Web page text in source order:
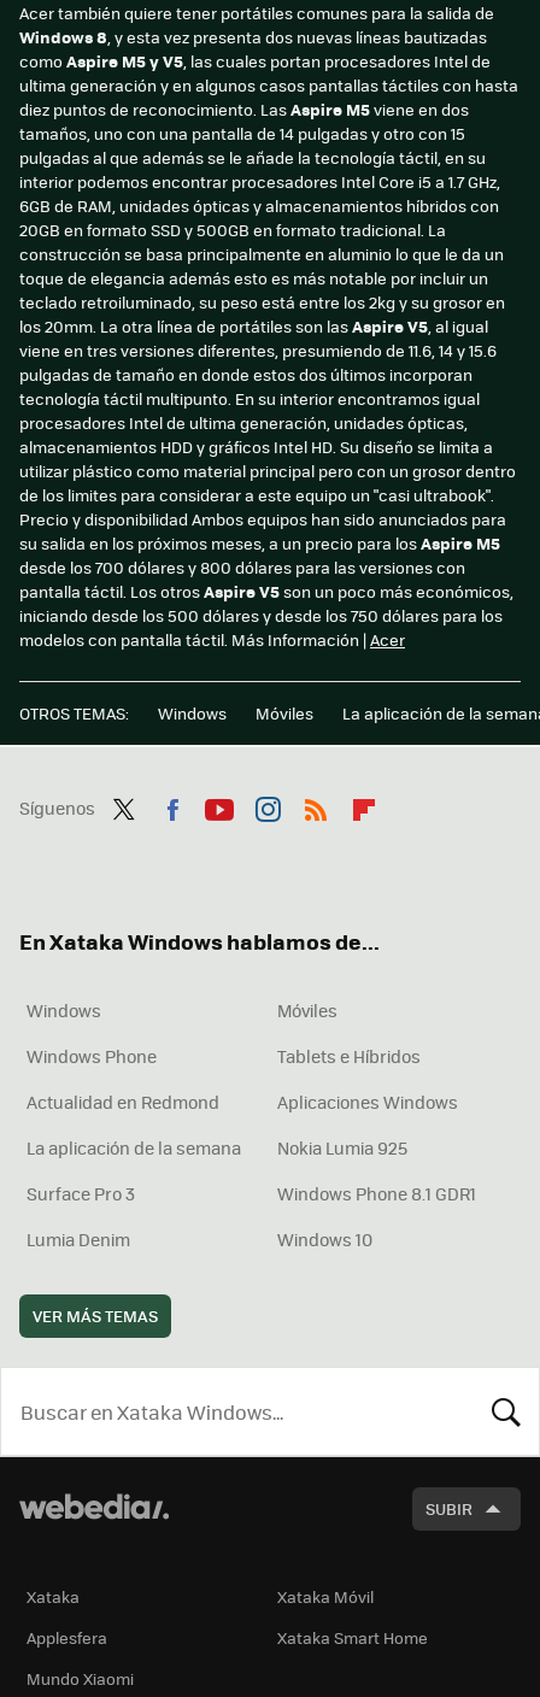
Acer también quiere tener portátiles comunes para la salida de
Windows 8, y esta vez presenta dos nuevas líneas bautizadas
comoAspire M5 y V5, las cuales portan procesadores Intel de
ultima generación y en algunos casos pantallas táctiles con hasta
diez puntos de reconocimiento. LasAspire M5viene en dos
tamaños, uno con una pantalla de 14 pulgadas y otro con 15
pulgadas al que además se le añade la tecnología táctil, en su
interior podemos encontrar procesadores Intel Core i5 a 1.7 GHz,
6GB de RAM, unidades ópticas y almacenamientos híbridos con
20GB en formato SSD y 500GB en formato tradicional. La
construcción se basa principalmente en aluminio lo que le da un
toque de elegancia además esto es más notable por incluir un
teclado retroiluminado, su peso está entre los 2kg y su grosor en
los 20mm. La otra línea de portátiles son lasAspire V5, al igual
viene en tres versiones diferentes, presumiendo de 11.6, 14 y 15.6
pulgadas de tamaño en donde estos dos últimos incorporan
tecnología táctil multipunto. En su interior encontramos igual
procesadores Intel de ultima generación, unidades ópticas,
almacenamientos HDD y gráficos Intel HD. Su diseño se limita a
utilizar plástico como material principal pero con un grosor dentro
de los limites para considerar a este equipo un "casi ultrabook".
Precio y disponibilidad Ambos equipos han sido anunciados para
su salida en los próximos meses, a un precio para losAspire M5
desde los 700 dólares y 800 dólares para las versiones con
pantalla táctil. Los otrosAspire V5son un poco más económicos,
iniciando desde los 500 dólares y desde los 750 dólares para los
modelos con pantalla táctil. Más Información |Acer
OTROS TEMAS: Windows Móviles La aplicación de la
Síguenos
En Xataka Windows hablamos de...
Windows
Móviles
Windows Phone
Tablets e Híbridos
Actualidad en Redmond
Aplicaciones Windows
La aplicación de la semana
Nokia Lumia 925
Surface Pro 3
Windows Phone 8.1 GDR1
Lumia Denim
Windows 10
VER MÁS TEMAS
SUBIR
Xataka
Xataka Móvil
Applesfera
Xataka Smart Home
Mundo Xiaomi